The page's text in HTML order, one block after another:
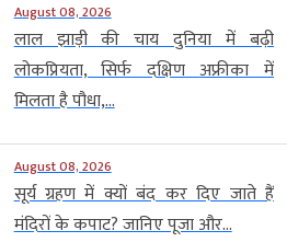
August 08, 2026
लाल झाड़ी की चाय दुनिया में बढ़ी
लोकप्रियता, सिर्फ दक्षिण अफ्रीका में
मिलता है पौधा,...
August 08, 2026
सूर्य ग्रहण में क्यों बंद कर दिए जाते हैं
मंदिरों के कपाट? जानिए पूजा और...